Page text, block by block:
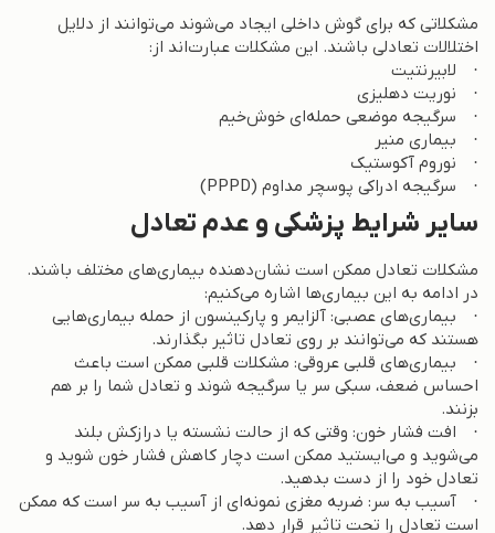
مشکلاتی که برای گوش داخلی ایجاد می‌شوند می‌توانند از دلایل
اختلالات تعادلی باشند. این مشکلات عبارت‌اند از:
· لابیرنتیت
· نوریت دهلیزی
· سرگیجه موضعی حمله‌ای خوش‌خیم
· بیماری منیر
· نوروم آکوستیک
· سرگیجه ادراکی پوسچر مداوم (PPPD)
سایر شرایط پزشکی و عدم تعادل
مشکلات تعادل ممکن است نشان‌دهنده بیماری‌های مختلف باشند.
در ادامه به این بیماری‌ها اشاره می‌کنیم:
· بیماری‌های عصبی: آلزایمر و پارکینسون از حمله بیماری‌هایی
هستند که می‌توانند بر روی تعادل تاثیر بگذارند.
· بیماری‌های قلبی عروقی: مشکلات قلبی ممکن است باعث
احساس ضعف، سبکی سر یا سرگیجه شوند و تعادل شما را بر هم
بزنند.
· افت فشار خون: وقتی که از حالت نشسته یا درازکش بلند
می‌شوید و می‌ایستید ممکن است دچار کاهش فشار خون شوید و
تعادل خود را از دست بدهید.
· آسیب به سر: ضربه مغزی نمونه‌ای از آسیب به سر است که ممکن
است تعادل را تحت تاثیر قرار دهد.